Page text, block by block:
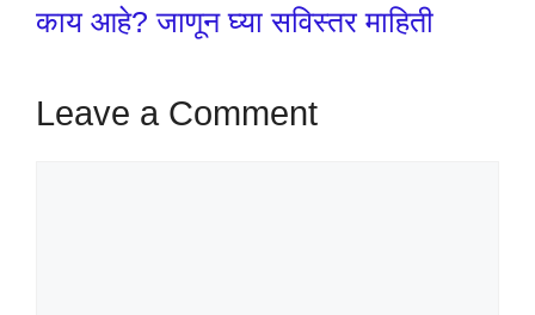
काय आहे? जाणून घ्या सविस्तर माहिती
Leave a Comment